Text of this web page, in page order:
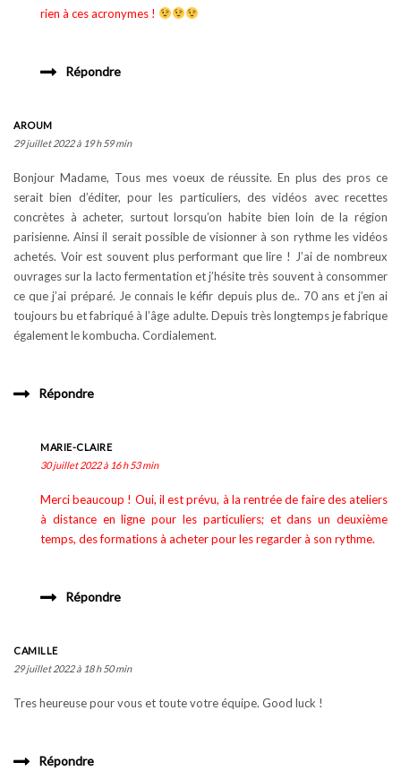
rien à ces acronymes !
Répondre
AROUM
29 juillet 2022 à 19 h 59 min
Bonjour Madame, Tous mes voeux de réussite. En plus des pros ce
serait bien d’éditer, pour les particuliers, des vidéos avec recettes
concrètes à acheter, surtout lorsqu’on habite bien loin de la région
parisienne. Ainsi il serait possible de visionner à son rythme les vidéos
achetés. Voir est souvent plus performant que lire ! J’ai de nombreux
ouvrages sur la lacto fermentation et j’hésite très souvent à consommer
ce que j’ai préparé. Je connais le kéfir depuis plus de.. 70 ans et j’en ai
toujours bu et fabriqué à l’âge adulte. Depuis très longtemps je fabrique
également le kombucha. Cordialement.
Répondre
MARIE-CLAIRE
30 juillet 2022 à 16 h 53 min
Merci beaucoup ! Oui, il est prévu, à la rentrée de faire des ateliers
à distance en ligne pour les particuliers; et dans un deuxième
temps, des formations à acheter pour les regarder à son rythme.
Répondre
CAMILLE
29 juillet 2022 à 18 h 50 min
Tres heureuse pour vous et toute votre équipe. Good luck !
Répondre